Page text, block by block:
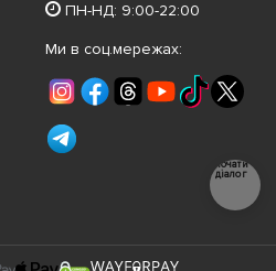
ПН-НД: 9:00-22:00
Ми в соц.мережах:
Почати
діалог